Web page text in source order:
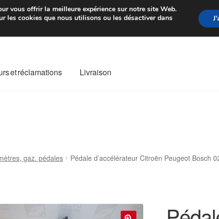
de 7 EUR Du lundi au
et réclamations Livraison
gaz. pédales Pédale d’accélérateur Citroën Peugeot Bosch
vous offrir la meilleure expérience sur notre site Web.
les cookies que nous utilisons ou les désactiver dans